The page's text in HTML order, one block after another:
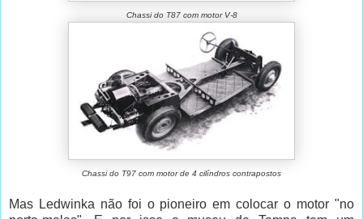
Chassi do T87 com motor V-8
Chassi do T97 com motor de 4 cilíndros contrapostos
Mas Ledwinka não foi o pioneiro em colocar o motor "no